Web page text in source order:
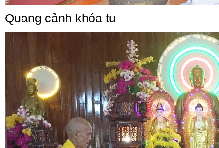
Quang cảnh khóa tu